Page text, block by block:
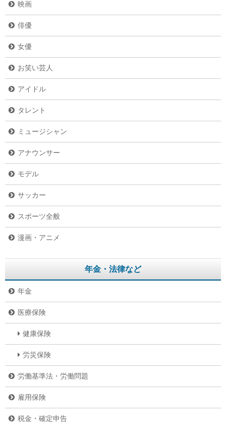
映画
俳優
女優
お笑い芸人
アイドル
タレント
ミュージシャン
アナウンサー
モデル
サッカー
スポーツ全般
漫画・アニメ
年金・法律など
年金
医療保険
健康保険
労災保険
労働基準法・労働問題
雇用保険
税金・確定申告